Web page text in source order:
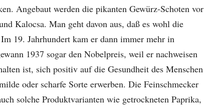
Angebaut werden die pikanten Gewürz-Schoten vor
Kalocsa. Man geht davon aus, daß es wohl die
19. Jahrhundert kam er dann immer mehr in
1937 sogar den Nobelpreis, weil er nachweisen
ist, sich positiv auf die Gesundheit des Menschen
oder scharfe Sorte erwerben. Die Feinschmecker
solche Produktvarianten wie getrockneten Paprika,